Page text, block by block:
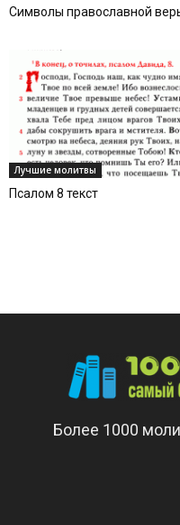
Символы православной
Лучшие молитвы
Псалом 8 текст
Более 1000